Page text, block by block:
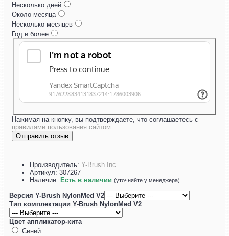
Несколько дней
Около месяца
Несколько месяцев
Год и более
Нажимая на кнопку, вы подтверждаете, что соглашаетесь с
правилами пользования сайтом
Отправить отзыв
Производитель: Y-Brush Inc.
Артикул: 307267
Наличие: Есть в наличии (уточняйте у менеджера)
Версия Y-Brush NylonMed V2
Тип комплектации Y-Brush NylonMed V2
Цвет аппликатор-кита
Синий